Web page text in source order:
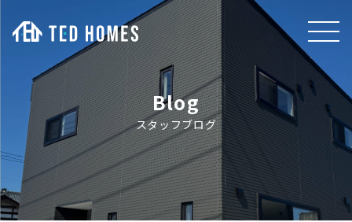
Blog
スタッフブログ